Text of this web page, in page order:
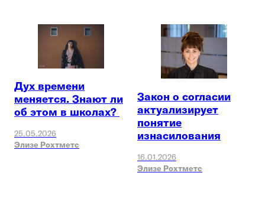
Дух времени
меняется. Знают ли
об этом в школах?
25.05.2026
Элизе Рохтметс
Закон о согласии
актуализирует
понятие
изнасилования
16.01.2026
Элизе Рохтметс